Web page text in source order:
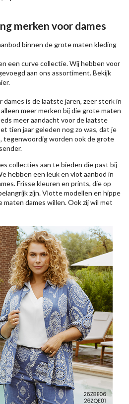
merken voor dames
binnen de grote maten kleding
een curve collectie. Wij hebben voor
aan ons assortiment. Bekijk
is de laatste jaren, zeer sterk in
meer merken bij die grote maten
meer aandacht voor de laatste
tien jaar geleden nog zo was, dat je
tegenwoordig worden ook de grote
collecties aan te bieden die past bij
hebben een leuk en vlot aanbod in
Frisse kleuren en prints, die op
zijn. Vlotte modellen en hippe
dames willen. Ook zij wil met